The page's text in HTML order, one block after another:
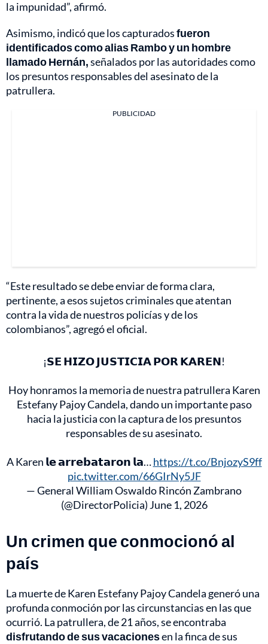
la impunidad”, afirmó.
Asimismo, indicó que los capturadosfueron
identificados como alias Rambo y un hombre
llamado Hernán,señalados por las autoridades como
los presuntos responsables del asesinato de la
patrullera.
PUBLICIDAD
“Este resultado se debe enviar de forma clara,
pertinente, a esos sujetos criminales que atentan
contra la vida de nuestros policías y de los
colombianos”, agregó el oficial.
¡𝗦𝗘 𝗛𝗜𝗭𝗢 𝗝𝗨𝗦𝗧𝗜𝗖𝗜𝗔 𝗣𝗢𝗥 𝗞𝗔𝗥𝗘𝗡!
Hoy honramos la memoria de nuestra patrullera Karen
Estefany Pajoy Candela, dando un importante paso
hacia la justicia con la captura de los presuntos
responsables de su asesinato.
A Karen 𝗹𝗲 𝗮𝗿𝗿𝗲𝗯𝗮𝘁𝗮𝗿𝗼𝗻 𝗹𝗮…https://t.co/BnjozyS9ff
pic.twitter.com/66GIrNy5JF
— General William Oswaldo Rincón Zambrano
(@DirectorPolicia) June 1, 2026
Un crimen que conmocionó al
país
La muerte de Karen Estefany Pajoy Candela generó una
profunda conmoción por las circunstancias en las que
ocurrió. La patrullera, de 21 años, se encontraba
disfrutando de sus vacacionesen la finca de sus